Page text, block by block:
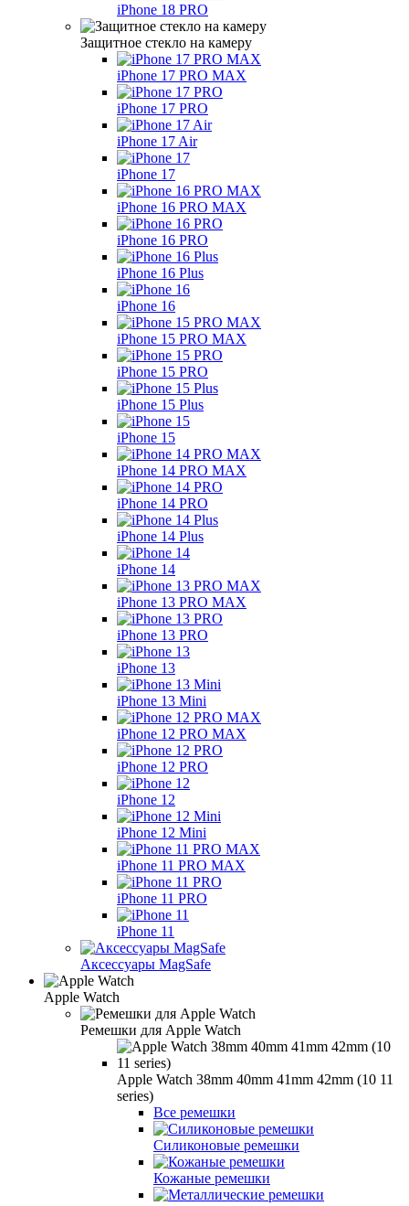
iPhone 18 PRO
Защитное стекло на камеру
iPhone 17 PRO MAX
iPhone 17 PRO
iPhone 17 Air
iPhone 17
iPhone 16 PRO MAX
iPhone 16 PRO
iPhone 16 Plus
iPhone 16
iPhone 15 PRO MAX
iPhone 15 PRO
iPhone 15 Plus
iPhone 15
iPhone 14 PRO MAX
iPhone 14 PRO
iPhone 14 Plus
iPhone 14
iPhone 13 PRO MAX
iPhone 13 PRO
iPhone 13
iPhone 13 Mini
iPhone 12 PRO MAX
iPhone 12 PRO
iPhone 12
iPhone 12 Mini
iPhone 11 PRO MAX
iPhone 11 PRO
iPhone 11
Аксессуары MagSafe
Apple Watch
Ремешки для Apple Watch
Apple Watch 38mm 40mm 41mm 42mm (10 11
series)
Все ремешки
Силиконовые ремешки
Кожаные ремешки